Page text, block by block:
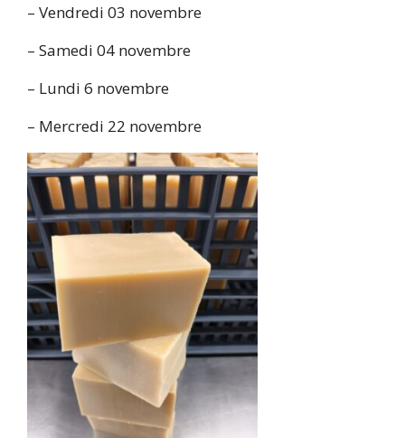
– Vendredi 03 novembre
– Samedi 04 novembre
– Lundi 6 novembre
– Mercredi 22 novembre